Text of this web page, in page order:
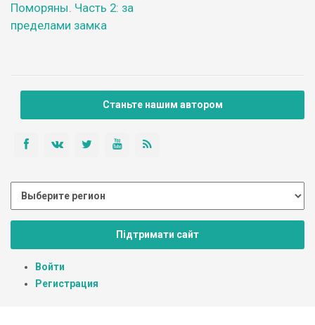
Поморяны. Часть 2: за
пределами замка
Станьте нашим автором
Підтримати сайт
Войти
Регистрация